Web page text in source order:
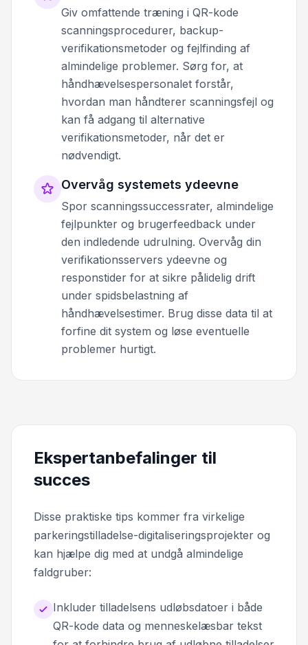
Giv omfattende træning i QR-kode
scanningsprocedurer, backup-
verifikationsmetoder og fejlfinding af
almindelige problemer. Sørg for, at
håndhævelsespersonalet forstår,
hvordan man håndterer scanningsfejl og
kan få adgang til alternative
verifikationsmetoder, når det er
nødvendigt.
Overvåg systemets ydeevne
Spor scanningssuccessrater, almindelige
fejlpunkter og brugerfeedback under
den indledende udrulning. Overvåg din
verifikationsservers ydeevne og
responstider for at sikre pålidelig drift
under spidsbelastning af
håndhævelsestimer. Brug disse data til at
forfine dit system og løse eventuelle
problemer hurtigt.
Ekspertanbefalinger til
succes
Disse praktiske tips kommer fra virkelige
parkeringstilladelse-digitaliseringsprojekter og
kan hjælpe dig med at undgå almindelige
faldgruber:
Inkluder tilladelsens udløbsdatoer i både
QR-kode data og menneskelæsbar tekst